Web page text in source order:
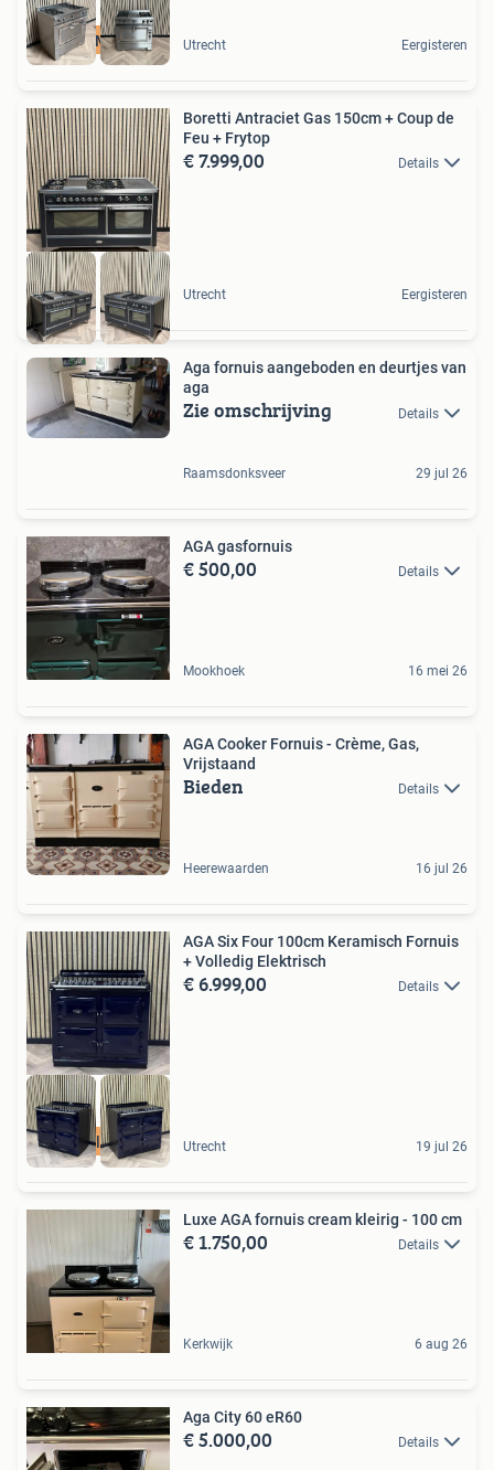
Grand Maman Utrecht Eergisteren
Boretti Antraciet Gas 150cm + Coup de
Feu + Frytop
€ 7.999,00 Details
Utrecht Eergisteren
Aga fornuis aangeboden en deurtjes van
aga
Zie omschrijving Details
Raamsdonksveer 29 jul 26
AGA gasfornuis
€ 500,00 Details
Mookhoek 16 mei 26
AGA Cooker Fornuis - Crème, Gas,
Vrijstaand
Bieden Details
Heerewaarden 16 jul 26
Full Electric
AGA Six Four 100cm Keramisch Fornuis
+ Volledig Elektrisch
€ 6.999,00 Details
Utrecht 19 jul 26
Luxe AGA fornuis cream kleirig - 100 cm
€ 1.750,00 Details
Kerkwijk 6 aug 26
Aga City 60 eR60
€ 5.000,00 Details